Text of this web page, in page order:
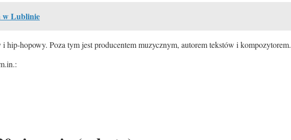
w Lublinie
hip-hopowy. Poza tym jest producentem muzycznym, autorem tekstów i kompozytorem.